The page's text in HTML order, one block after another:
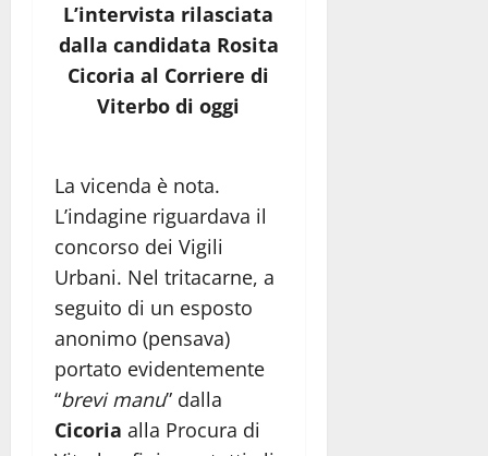
L’intervista rilasciata
dalla candidata Rosita
Cicoria al Corriere di
Viterbo di oggi
La vicenda è nota.
L’indagine riguardava il
concorso dei Vigili
Urbani. Nel tritacarne, a
seguito di un esposto
anonimo (pensava)
portato evidentemente
“brevi manu” dalla
Cicoria alla Procura di